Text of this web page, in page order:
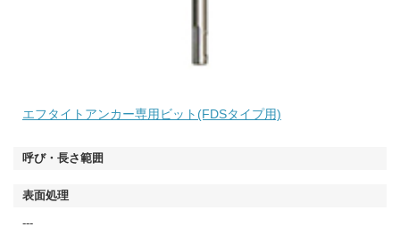
エフタイトアンカー専用ビット(FDSタイプ用)
---